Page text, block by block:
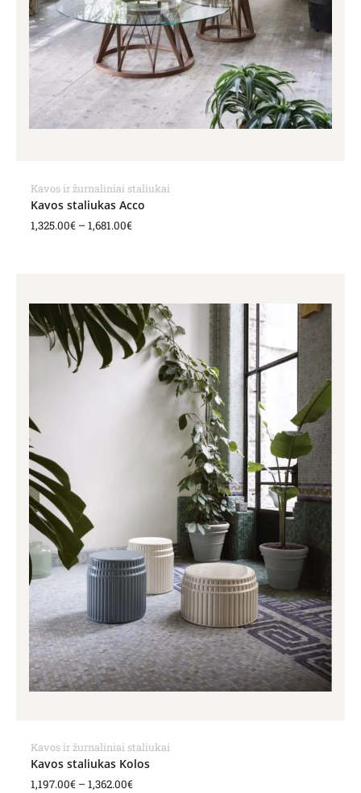
Kavos ir žurnaliniai staliukai
Kavos staliukas Acco
1,325.00€ –1,681.00€
Kavos ir žurnaliniai staliukai
Kavos staliukas Kolos
1,197.00€ –1,362.00€
1,197.00€
through
1,362.00€